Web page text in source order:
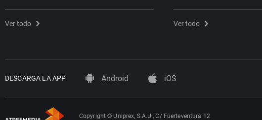
Ver todo Ver todo
DESCARGA LA APP Android iOS
Copyright © Uniprex, S.A.U., C/ Fuerteventura 12